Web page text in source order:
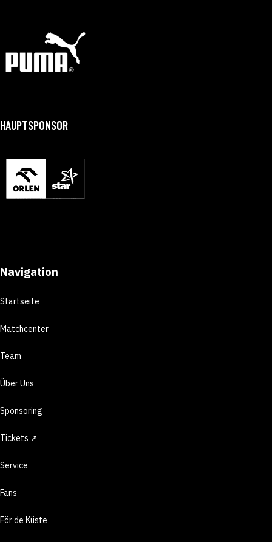
HAUPTSPONSOR
Navigation
Startseite
Matchcenter
Team
Über Uns
Sponsoring
Tickets ↗
Service
Fans
För de Küste